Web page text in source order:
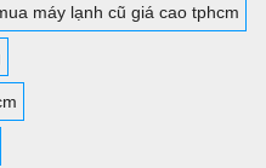
máy lạnh cũ giá cao tphcm